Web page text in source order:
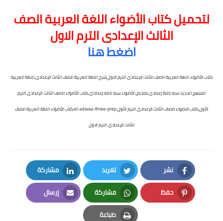
لتحميل كتاب الأضواء اللغة العربية الصف
الثالث الإعدادى الترم الاول
اضغط هنا
كتاب الأضواء اللغة العربية الصف الثالث الإعدادى الترم الاول,شرح اللغة العربية الصف الثالث الإعدادى,اللغة العربية
المنهج الجديد سنه تالتة إعدادى,ملخص الأضواء سنه تالته إعداداى,كتاب الأضواء الصف الثالث الإعدادى الترم
الأول,كتاب الاضواء الصف الثالث الإعدادى الترم الأول,
el-adwaa-three-prep,كتاب الأضواء اللغة العربية الصف
الثالث الإعدادى الترم الاول
نشر
Facebook
تغريد
Twitter
مشاركة
LinkedIn
حفظ
Pinterest
مشاركة
Whatsapp
إرسال
Email
طباعة